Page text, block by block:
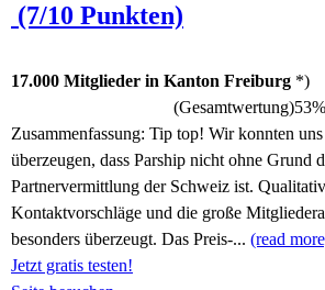
(7/10 Punkten)
17.000 Mitglieder in Kanton Freiburg *)
(Gesamtwertung)53%
Zusammenfassung: Tip top! Wir konnten
überzeugen, dass Parship nicht ohne Grund
Partnervermittlung der Schweiz ist.
Kontaktvorschläge und die große
besonders überzeugt. Das Preis-... (read
Jetzt gratis testen!